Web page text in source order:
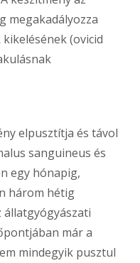
megakadályozza
(ovicid
elpusztítja és távol
sanguineus és
egy hónapig,
három hétig
állatgyógyászati
már a
mindegyik pusztul